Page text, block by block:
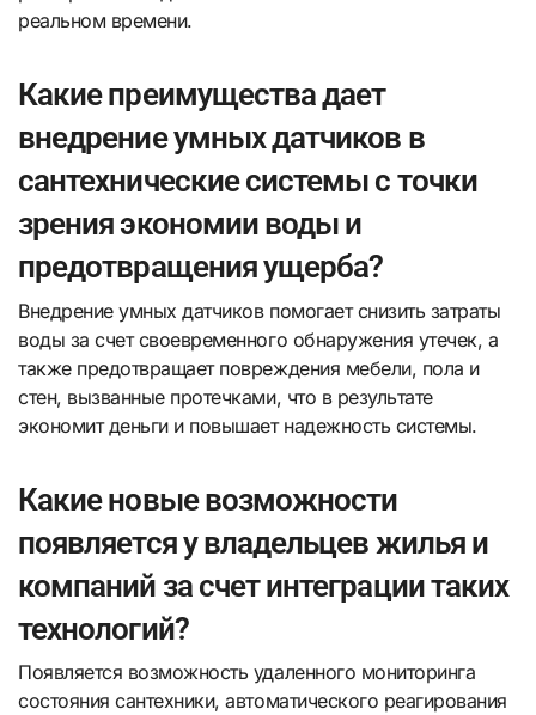
реальном времени.
Какие преимущества дает
внедрение умных датчиков в
сантехнические системы с точки
зрения экономии воды и
предотвращения ущерба?
Внедрение умных датчиков помогает снизить затраты
воды за счет своевременного обнаружения утечек, а
также предотвращает повреждения мебели, пола и
стен, вызванные протечками, что в результате
экономит деньги и повышает надежность системы.
Какие новые возможности
появляется у владельцев жилья и
компаний за счет интеграции таких
технологий?
Появляется возможность удаленного мониторинга
состояния сантехники, автоматического реагирования